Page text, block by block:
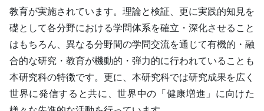
教育が実施されています。理論と検証、更に実践的知見を
礎として各分野における学問体系を確立・深化させること
はもちろん、異なる分野間の学問交流を通じて有機的・融
合的な研究・教育が機動的・弾力的に行われていることも
本研究科の特徴です。更に、本研究科では研究成果を広く
世界に発信すると共に、世界中の「健康増進」に向けた